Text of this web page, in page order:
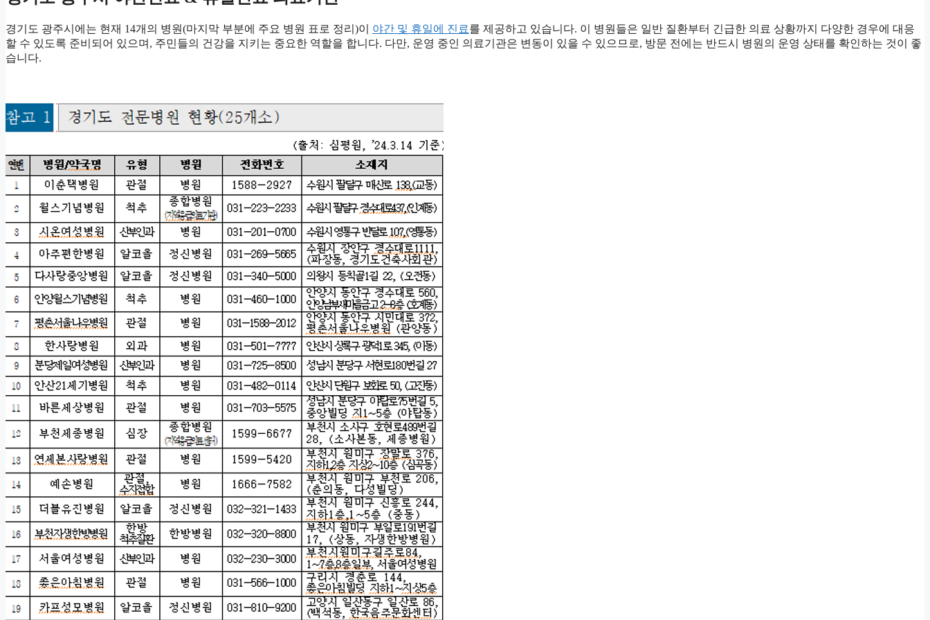
경기도 광주시에는 현재 14개의 병원(마지막 부분에 주요 병원 표로 정리)이 야간 및 휴일에 진료를 제공하고 있습니다. 이 병원들은 일반 질환부터 긴급한 의료 상황까지 다양한 경우에 대응
할 수 있도록 준비되어 있으며, 주민들의 건강을 지키는 중요한 역할을 합니다. 다만, 운영 중인 의료기관은 변동이 있을 수 있으므로, 방문 전에는 반드시 병원의 운영 상태를 확인하는 것이 좋
습니다.